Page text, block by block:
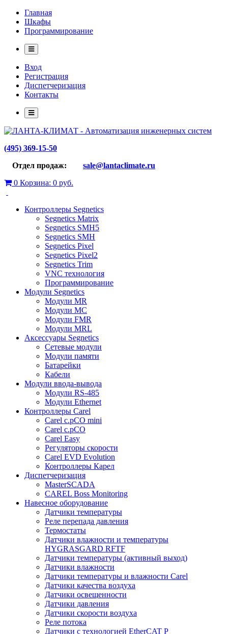
Главная
Шкафы
Программирование
Вход
Регистрация
Диспетчеризация
Контакты
(495) 369-15-50
Отдел продаж: sale@lantaclimate.ru
0 Корзина: 0 руб.
Контроллеры Segnetics
Segnetics Matrix
Segnetics SMH5
Segnetics SMH
Segnetics Pixel
Segnetics Pixel2
Segnetics Trim
VNC технология
Программирование
Модули Segnetics
Модули MR
Модули MC
Модули FMR
Модули MRL
Аксессуары Segnetics
Сетевые модули
Модули памяти
Батарейки
Кабели
Модули ввода-вывода
Модули RS-485
Модули Ethernet
Контроллеры Carel
Carel c.pCO mini
Carel c.pCO
Carel Easy
Регуляторы скорости
Carel EVD Evolution
Контроллеры Карел
Диспетчеризация
MasterSCADA
CAREL Boss Monitoring
Навесное оборудование
Датчики температуры
Реле перепада давления
Термостаты
Датчики влажности и температуры
HYGRASGARD RFTF
Датчики температуры (активный выход)
Датчики влажности
Датчики температуры и влажности Carel
Датчики качества воздуха
Датчики освещенности
Датчики давления
Датчики скорости воздуха
Реле потока
Датчики с технологией EtherCAT P